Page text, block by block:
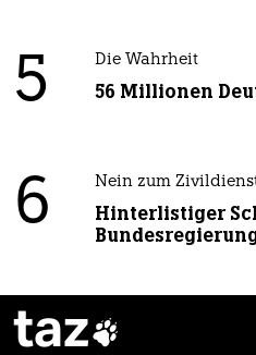
5 Die Wahrheit
56 Millionen
6 Nein zum
Hinterlistiger
taz